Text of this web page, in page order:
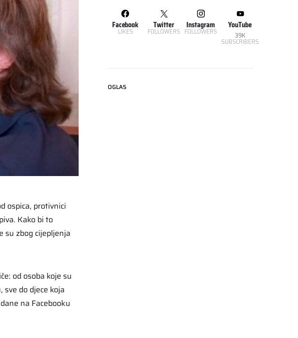
ospica, protivnici
Kako bi to
su zbog cijepljenja
od osoba koje su
do djece koja
na Facebooku
Facebook
LIKES
Twitter
FOLLOWERS
Instagram
FOLLOWERS
YouTube
39K
SUBSCRIBERS
OGLAS